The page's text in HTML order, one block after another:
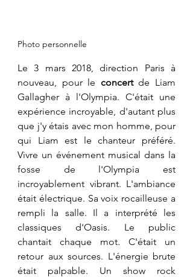
Photo personnelle
Le 3 mars 2018, direction Paris à
nouveau, pour le concert de Liam
Gallagher à l'Olympia. C'était une
expérience incroyable, d'autant plus
que j'y étais avec mon homme, pour
qui Liam est le chanteur préféré.
Vivre un événement musical dans la
fosse de l'Olympia est
incroyablement vibrant. L'ambiance
était électrique. Sa voix rocailleuse a
rempli la salle. Il a interprété les
classiques d'Oasis. Le public
chantait chaque mot. C'était un
retour aux sources. L'énergie brute
était palpable. Un show rock